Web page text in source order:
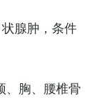
腺肿，条件
、胸、腰椎骨